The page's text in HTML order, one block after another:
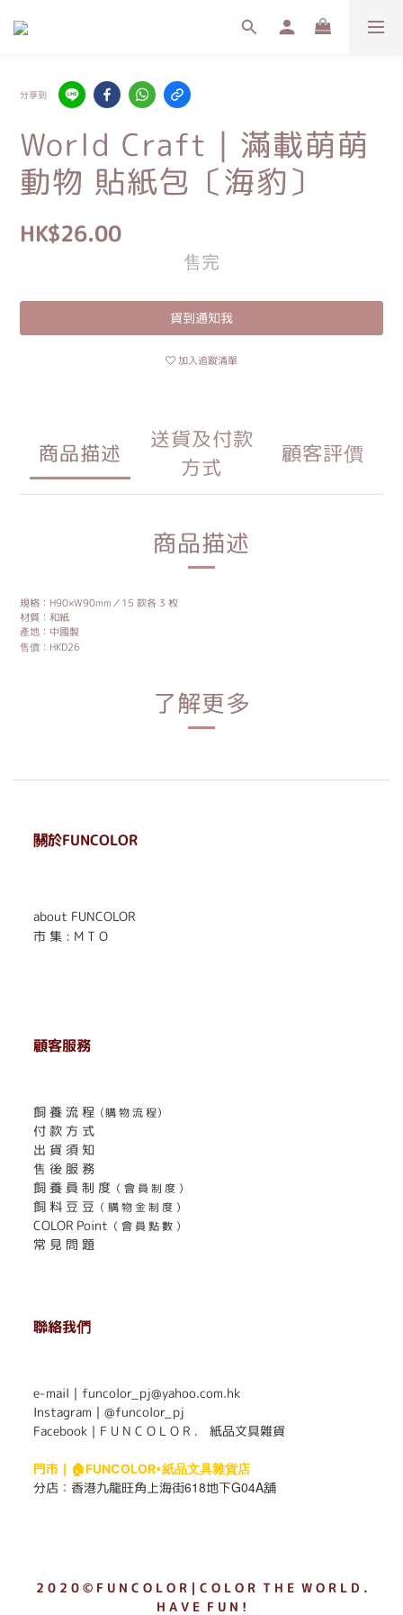
分享到
World Craft｜滿載萌萌
動物 貼紙包〔海豹〕
HK$26.00
售完
貨到通知我
加入追蹤清單
商品描述
送貨及付款
方式
顧客評價
商品描述
規格：H90×W90mm／15 款各 3 枚
材質︰和紙
產地：中國製
售價：HKD26
了解更多
關於FUNCOLOR
about FUNCOLOR
市 集 : M T O
顧客服務
飼 養 流 程 （購 物 流 程）
付 款 方 式
出 貨 須 知
售 後 服 務
飼 養 員 制 度 （ 會 員 制 度 ）
飼 料 豆 豆 （ 購 物 金 制 度 ）
COLOR Point （ 會 員 點 數 ）
常 見 問 題
聯絡我們
e-mail｜funcolor_pj@yahoo.com.hk
Instagram｜ @funcolor_pj
Facebook｜ F U N C O L O R ． 紙品文具雜貨
門市｜ 🏠FUNCOLOR•紙品文具雜貨店
分店： 香港九龍旺角上海街618地下G04A舖
2 0 2 0 © F U N C O L O R｜C O L O R T H E W O R L D .
H A V E F U N !